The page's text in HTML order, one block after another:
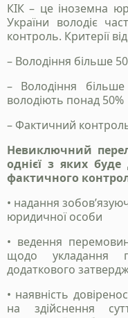
КІК – це іноземна
України володіє
контроль. Критерії
– Володіння більше
– Володіння
володіють понад 50%
– Фактичний
Невиключний
однієї з яких
фактичного
• надання
юридичної особи
• ведення
щодо укладання
додаткового
• наявність
на здійснення